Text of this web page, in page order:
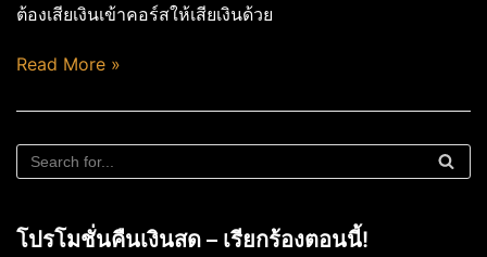
ต้องเสียเงินเข้าคอร์สให้เสียเงินด้วย
Read More »
โปรโมชั่นคืนเงินสด – เรียกร้องตอนนี้!